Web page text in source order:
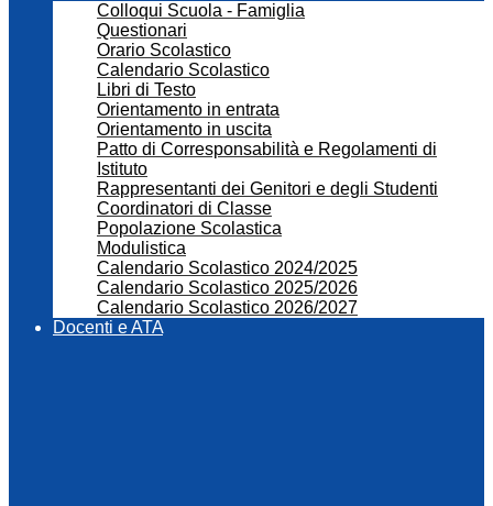
Colloqui Scuola - Famiglia
Questionari
Orario Scolastico
Calendario Scolastico
Libri di Testo
Orientamento in entrata
Orientamento in uscita
Patto di Corresponsabilità e Regolamenti di
Istituto
Rappresentanti dei Genitori e degli Studenti
Coordinatori di Classe
Popolazione Scolastica
Modulistica
Calendario Scolastico 2024/2025
Calendario Scolastico 2025/2026
Calendario Scolastico 2026/2027
Docenti e ATA